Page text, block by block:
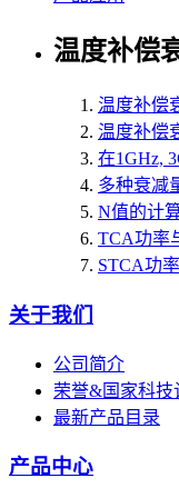
温度补偿
温度补偿
温度补偿
在1GHz,
多种衰减
N值的计
TCA功率
STCA功
关于我们
公司简介
荣誉&国家科技
最新产品目录
产品中心